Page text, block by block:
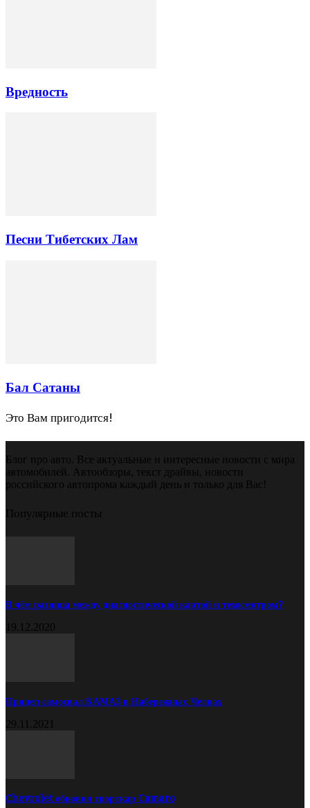
Вредность
Песни Тибетских Лам
Бал Сатаны
Это Вам пригодится!
Блог про авто. Все актуальные и интересные новости с мира
автомобилей. Автообзоры, текст драйвы, новости
российского автопрома каждый день и только для Вас!
Популярные посты
В чём разница между диагностической картой и техосмотром?
19.12.2020
Прицеп самосвал КАМАЗ в Набережных Челнах
29.11.2021
Chevrolet обновил спорткар Camaro